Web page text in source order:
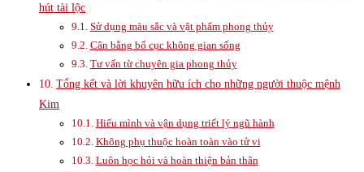
hút tài lộc
Sử dụng màu sắc và vật phẩm phong thủy
Cân bằng bố cục không gian sống
Tư vấn từ chuyên gia phong thủy
Tổng kết và lời khuyên hữu ích cho những người thuộc mệnh
Kim
Hiểu mình và vận dụng triết lý ngũ hành
Không phụ thuộc hoàn toàn vào tử vi
Luôn học hỏi và hoàn thiện bản thân